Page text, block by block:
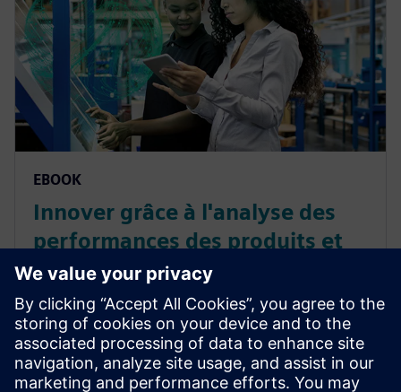
EBOOK
Innover grâce à l'analyse des
performances des produits et
de la fabrication dans le secteur
des PGC
Découvrez comment les entreprises de biens de
consommation courante tirent parti des plates-
formes low code pour répondre aux demandes